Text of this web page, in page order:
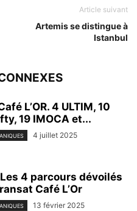
Article suivant
Artemis se distingue à
Istanbul
L’OR. 4 ULTIM, 10
19 IMOCA et...
4 juillet 2025
4 parcours dévoilés
Café L’Or
13 février 2025